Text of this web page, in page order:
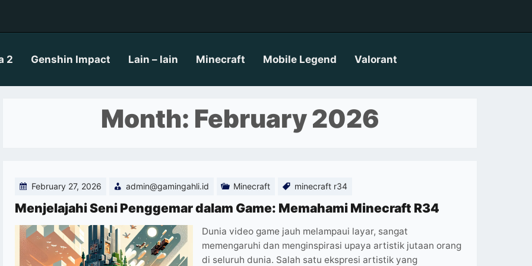
2 Genshin Impact Lain – lain Minecraft Mobile Legend Valorant
Month: February 2026
February 27, 2026 admin@gamingahli.id Minecraft minecraft r34
Menjelajahi Seni Penggemar dalam Game: Memahami Minecraft R34
Dunia video game jauh melampaui layar, sangat
memengaruhi dan menginspirasi upaya artistik jutaan orang
di seluruh dunia. Salah satu ekspresi artistik yang